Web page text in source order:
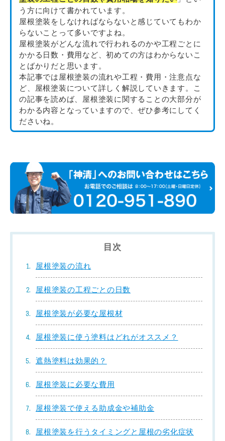
う方に向けて書かれています。
屋根塗装をしなければならないと感じていてもわか
らないことって多いですよね。
屋根塗装がどんな流れで行われるのかや工程ごとに
かかる日数・費用など、初めての方はわからないこ
とばかりだと思います。
本記事では屋根塗装の流れや工程・費用・注意点な
ど、屋根塗装について詳しく解説していきます。こ
の記事を読めば、屋根塗装に関することの大部分が
わかる内容となっていますので、ぜひ参考にしてく
ださいね。
目次
屋根塗装の流れ
屋根塗装の工程ごとの日数
屋根塗装が必要な屋根材
屋根塗装に使う塗料はどれがオススメ？
遮熱塗料は効果的？
屋根塗装に必要な費用
屋根塗装で使える助成金や補助金
屋根塗装を行うタイミングと屋根の劣化症状